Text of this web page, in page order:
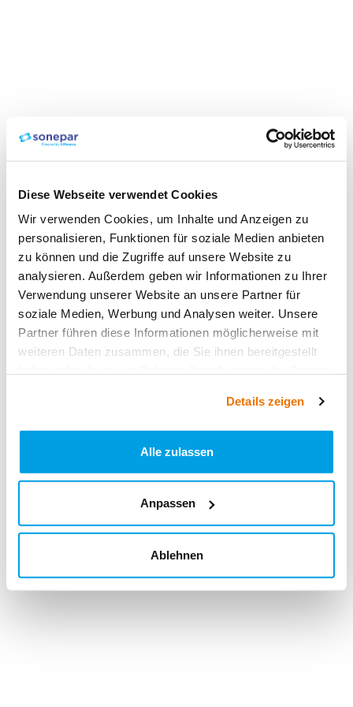
Diese Webseite verwendet Cookies
Wir verwenden Cookies, um Inhalte und Anzeigen zu
personalisieren, Funktionen für soziale Medien anbieten
zu können und die Zugriffe auf unsere Website zu
analysieren. Außerdem geben wir Informationen zu Ihrer
Verwendung unserer Website an unsere Partner für
soziale Medien, Werbung und Analysen weiter. Unsere
Partner führen diese Informationen möglicherweise mit
weiteren Daten zusammen, die Sie ihnen bereitgestellt
Details zeigen
Alle zulassen
Anpassen
Ablehnen